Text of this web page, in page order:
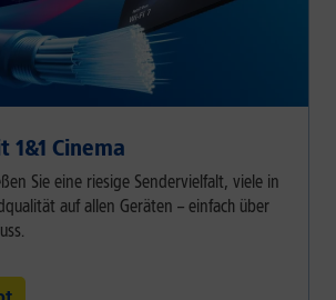
1&1 Cinema
Sie eine riesige Sendervielfalt, viele in
auf allen Geräten – einfach über